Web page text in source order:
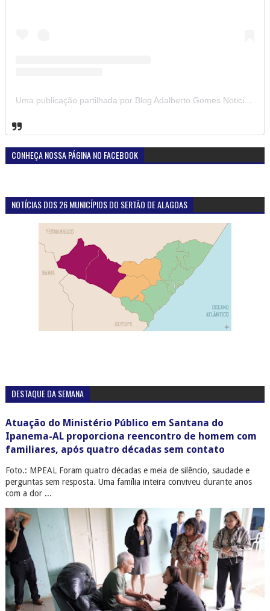
Uma publicação partilhada por Blog Adalberto Gomes Noticias (@blogadalbertogomesnoticiass)
CONHEÇA NOSSA PÁGINA NO FACEBOOK
NOTÍCIAS DOS 26 MUNICÍPIOS DO SERTÃO DE ALAGOAS
DESTAQUE DA SEMANA
Atuação do Ministério Público em Santana do
Ipanema-AL proporciona reencontro de homem com
familiares, após quatro décadas sem contato
Foto.: MPEAL Foram quatro décadas e meia de silêncio, saudade e
perguntas sem resposta. Uma família inteira conviveu durante anos
com a dor ...